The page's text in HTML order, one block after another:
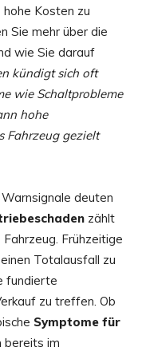
hohe Kosten zu
Sie mehr über die
wie Sie darauf
kündigt sich oft
wie Schaltprobleme
hohe
Fahrzeug gezielt
deuten
zählt
Frühzeitige
Totalausfall zu
fundierte
zu treffen. Ob
Symptome für
bereits im